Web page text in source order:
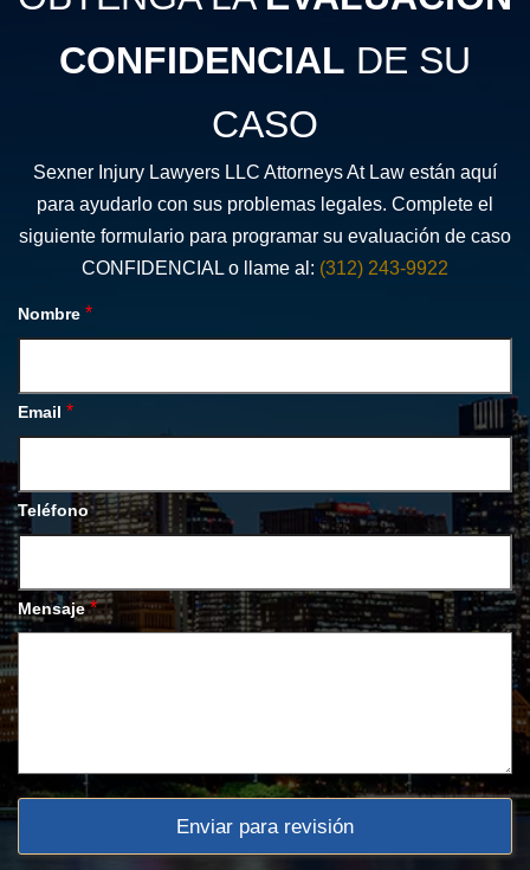
CONFIDENCIAL DE SU
CASO
Sexner Injury Lawyers LLC Attorneys At Law están aquí
para ayudarlo con sus problemas legales. Complete el
siguiente formulario para programar su evaluación de caso
CONFIDENCIAL o llame al: (312) 243-9922
Nombre *
Email *
Teléfono
Mensaje *